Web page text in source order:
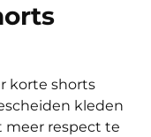
korte shorts
kleden
meer respect te